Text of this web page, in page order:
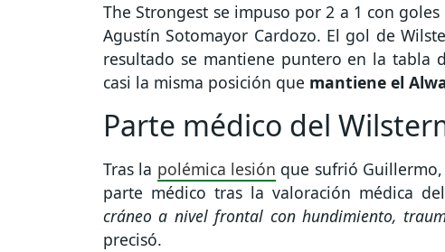
The Strongest se impuso por 2 a 1 con
Agustín Sotomayor Cardozo. El gol de
resultado se mantiene puntero en la tabla
casi la misma posición que mantiene el
Parte médico del
Tras la polémica lesión que sufrió
parte médico tras la valoración médica
cráneo a nivel frontal con hundimiento,
precisó.